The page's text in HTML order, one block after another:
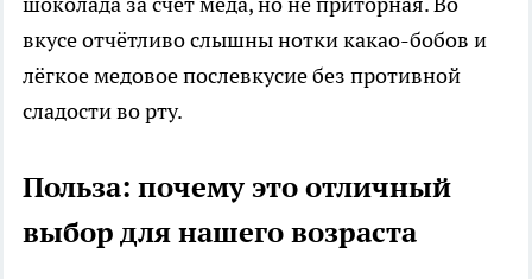
вкусе отчётливо слышны нотки какао-бобов и
лёгкое медовое послевкусие без противной
сладости во рту.
Польза: почему это отличный
выбор для нашего возраста